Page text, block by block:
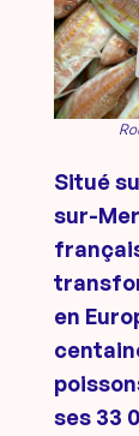
Situé
sur-
en
ses 33